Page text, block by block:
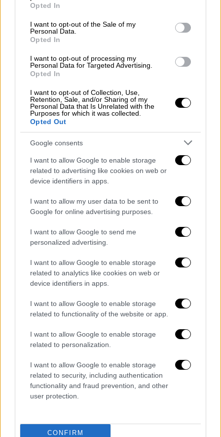
use your data for below specified purposes in below Google
consent section.
Opted In
I want to opt-out of the Sale of my
Personal Data.
Opted In
I want to opt-out of processing my
Personal Data for Targeted Advertising.
Opted In
I want to opt-out of Collection, Use,
Retention, Sale, and/or Sharing of my
Personal Data that Is Unrelated with the
Purposes for which it was collected.
Opted Out
Google consents
I want to allow Google to enable storage
related to advertising like cookies on web or
device identifiers in apps.
I want to allow my user data to be sent to
Google for online advertising purposes.
I want to allow Google to send me
personalized advertising.
I want to allow Google to enable storage
related to analytics like cookies on web or
device identifiers in apps.
I want to allow Google to enable storage
related to functionality of the website or app.
I want to allow Google to enable storage
related to personalization.
I want to allow Google to enable storage
related to security, including authentication
functionality and fraud prevention, and other
user protection.
CONFIRM
GoO
2024
ιδιοκτησιακό καθεστώς της ομάδας
φωνάζοντας συνθήματα εις βάρος του Γιάννη
Αλαφούζου, τον οποίο καλούν να
αποχωρήσει απ' την ΠΑΕ.
Ένταση με την αστυνομία
Περίπου στις 17:30 η αστυνομία σταμάτησε
αστυνομικοί ζήτησαν εισιτήρια από τον
κόσμο προκειμένου να συνεχίσουν την
πορεία προς το γήπεδο. Ακολούθησε ένταση
με τα ΜΑΤ να προχωρούν σε χρήση χημικών.
Εκτιμάται ότι συνολικά στο συλλαλητήριο
βρέθηκαν περίπου 7-8.000 χιλιάδες φίλαθλοι
του Παναθηναϊκού, οι οποίοι διαδήλωσαν με
κεντρικό σύνθημα «Ελεύθερο σε θέλουμε
Παναθηναϊκέ» καθώς ζήτησαν από τον
μεγαλομέτοχο της ΠΑΕ να αποχωρήσει...